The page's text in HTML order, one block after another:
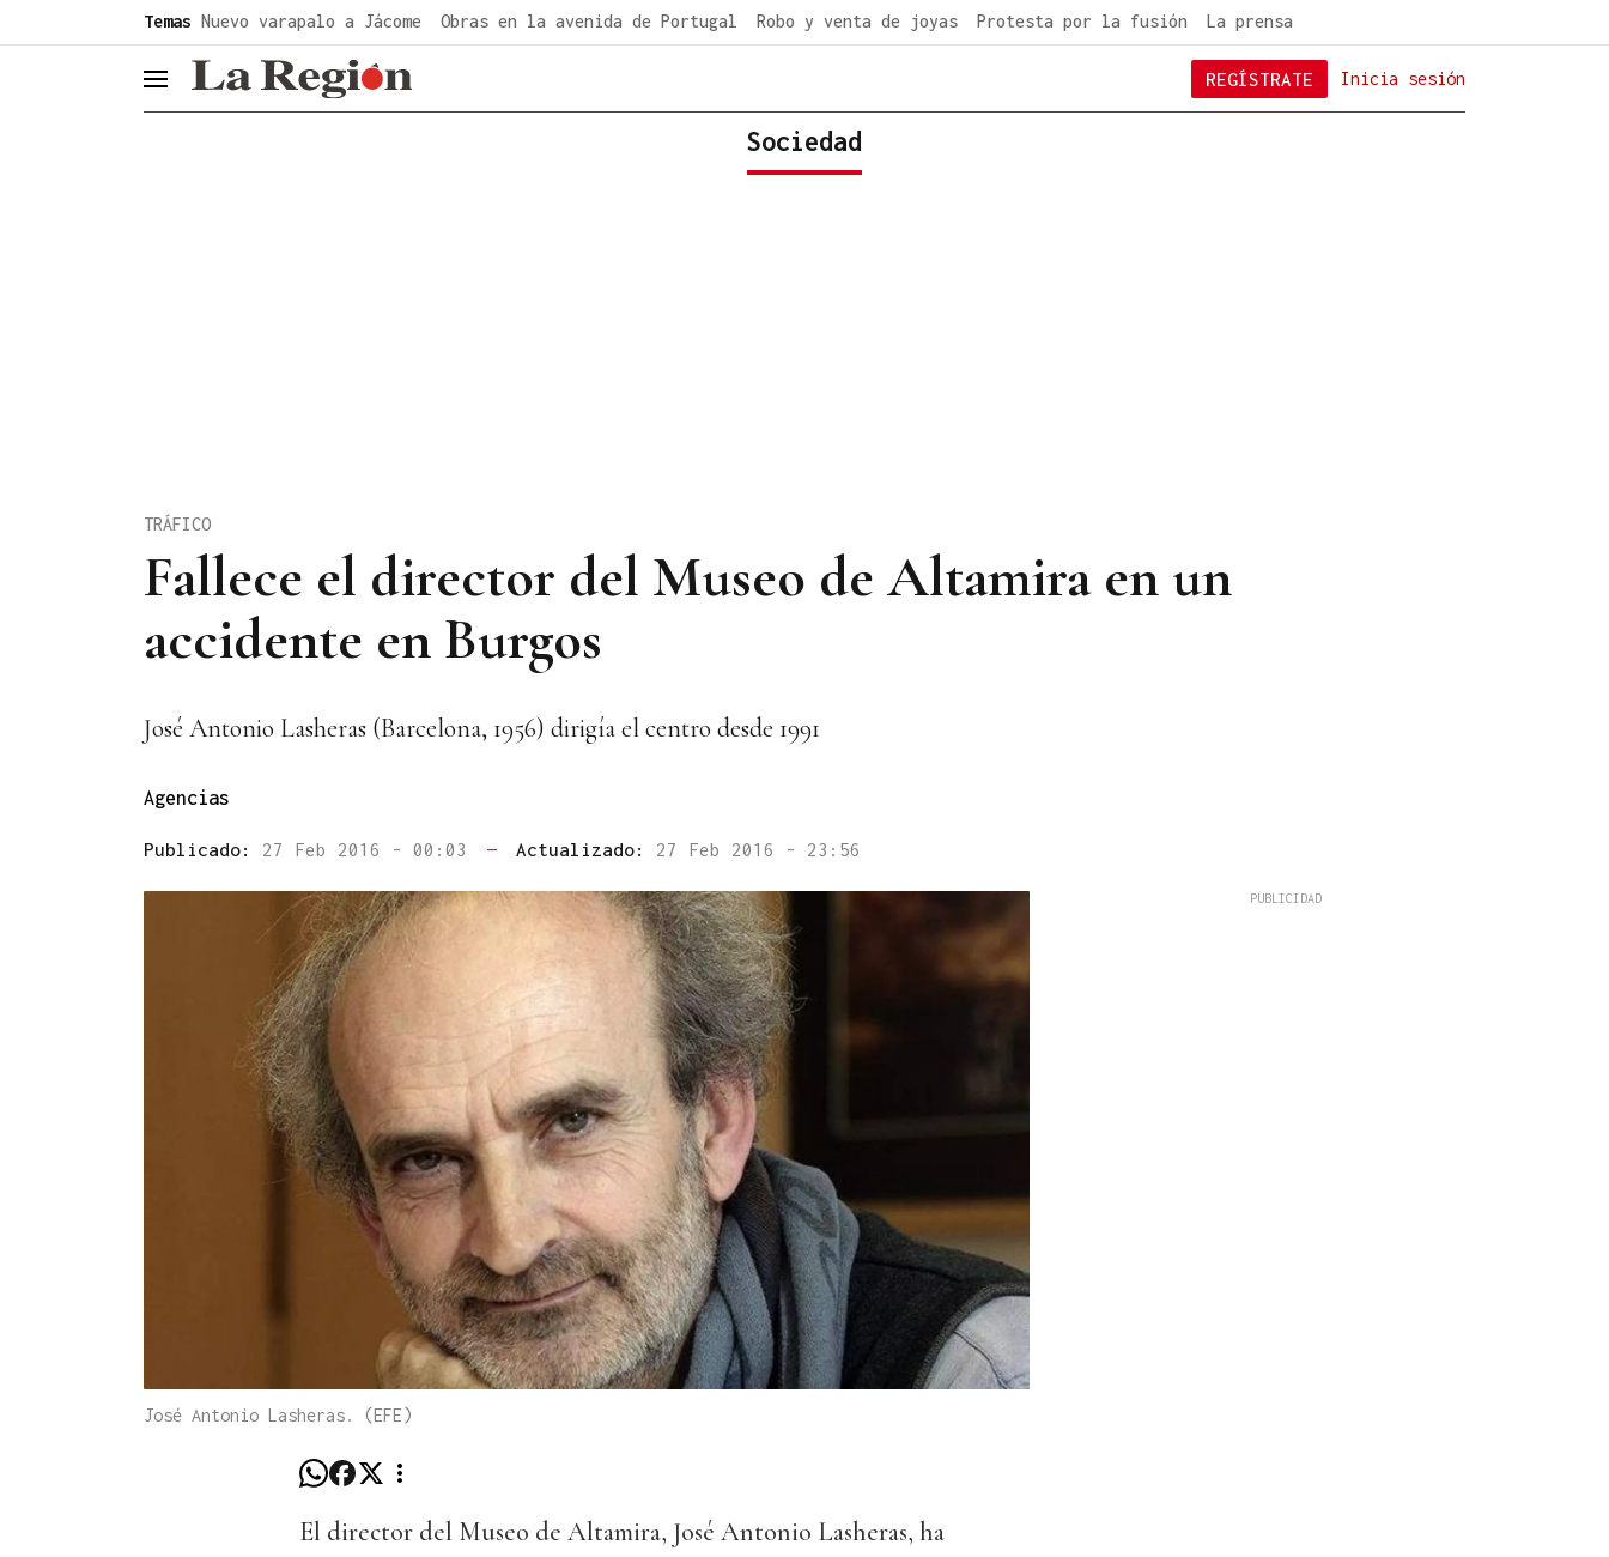
Temas Nuevo varapalo a Jácome Obras en la avenida de Portugal Robo y venta de joyas Protesta por la fusión La prensa
header.menu.open Inicia sesión
REGÍSTRATE
Sociedad
Fallece el director del Museo de Altamira en un
accidente en Burgos
TRÁFICO
José Antonio Lasheras (Barcelona, 1956) dirigía el centro desde 1991
Agencias
Publicado: 27 Feb 2016 - 00:03 — Actualizado: 27 Feb 2016 - 23:56
José Antonio Lasheras. (EFE)
El director del Museo de Altamira, José Antonio Lasheras, ha